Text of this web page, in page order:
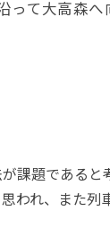
って大高森へ
課題であると
われ、また列